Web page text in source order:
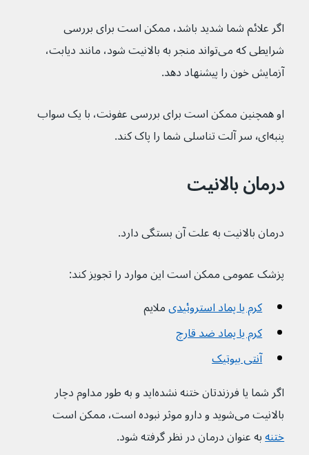
اگر علائم شما شدید باشد، ممکن است برای بررسی
شرایطی که می‌تواند منجر به بالانیت شود، مانند دیابت،
آزمایش خون را پیشنهاد دهد.
او همچنین ممکن است برای بررسی عفونت، با یک سواب
پنبه‌ای٬ سر آلت تناسلی شما را پاک کند.
درمان بالانیت
درمان بالانیت به علت آن بستگی دارد.
پزشک عمومی ممکن است این موارد را تجویز کند:
کرم یا پماد استروئیدی ملایم
کرم یا پماد ضد قارچ
آنتی بیوتیک‌
اگر شما یا فرزندتان ختنه نشده‌اید و به طور مداوم دچار
بالانیت می‌شوید و دارو موثر نبوده است، ممکن است
ختنه به عنوان درمان در نظر گرفته شود.